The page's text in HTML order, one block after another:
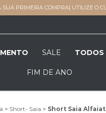
SUA PRIMEIRA COMPRA| UTILIZE O
SALE TODOS
FIM DE ANO
> Short- Saia > Short Saia